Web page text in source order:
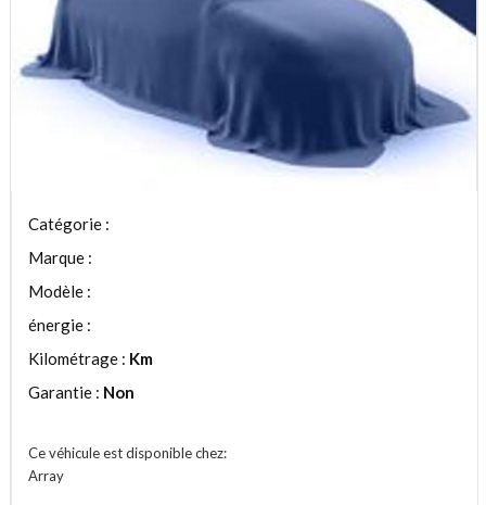
Catégorie :
Marque :
Modèle :
énergie :
Kilométrage : Km
Garantie : Non
Ce véhicule est disponible chez:
Array